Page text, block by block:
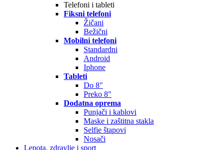
Telefoni i tableti
Fiksni telefoni
Žičani
Bežični
Mobilni telefoni
Standardni
Android
Iphone
Tableti
Do 8"
Preko 8"
Dodatna oprema
Punjači i kablovi
Maske i zaštitna stakla
Selfie štapovi
Nosači
Lepota, zdravlje i sport